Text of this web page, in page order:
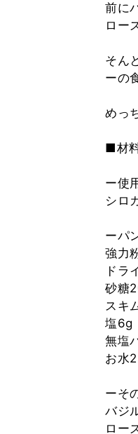
前に
ロー
そん
ーの
めっ
■材
ー使
シロ
ーパ
強力
ドラ
砂糖
スキ
塩6g
無塩
お水
ーそ
バジ